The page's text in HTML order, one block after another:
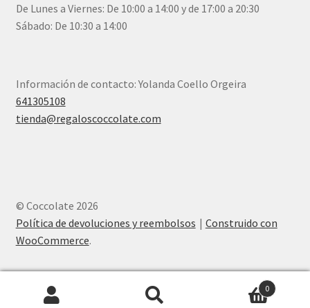
De Lunes a Viernes: De 10:00 a 14:00 y de 17:00 a 20:30
Sábado: De 10:30 a 14:00
Información de contacto: Yolanda Coello Orgeira
641305108
tienda@regaloscoccolate.com
© Coccolate 2026
Política de devoluciones y reembolsos
Construido con
WooCommerce.
0